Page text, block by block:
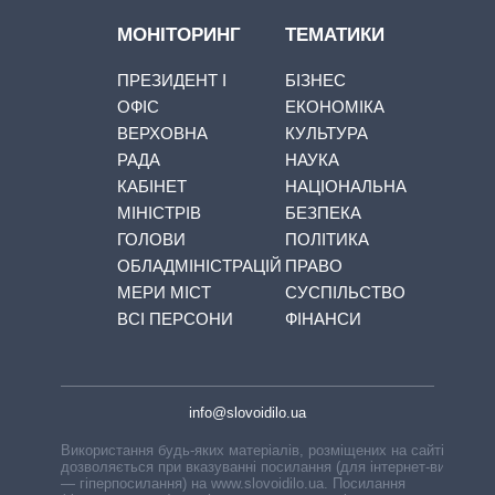
МОНІТОРИНГ
ПРЕЗИДЕНТ І
ОФІС
ВЕРХОВНА
РАДА
КАБІНЕТ
МІНІСТРІВ
ГОЛОВИ
ОБЛАДМІНІСТРАЦІЙ
МЕРИ МІСТ
ВСІ ПЕРСОНИ
ТЕМАТИКИ
БІЗНЕС
ЕКОНОМІКА
КУЛЬТУРА
НАУКА
НАЦІОНАЛЬНА
БЕЗПЕКА
ПОЛІТИКА
ПРАВО
СУСПІЛЬСТВО
ФІНАНСИ
info@slovoidilo.ua
Використання будь-яких матеріалів, розміщених на сайті,
дозволяється при вказуванні посилання (для інтернет-видань
— гіперпосилання) на www.slovoidilo.ua. Посилання